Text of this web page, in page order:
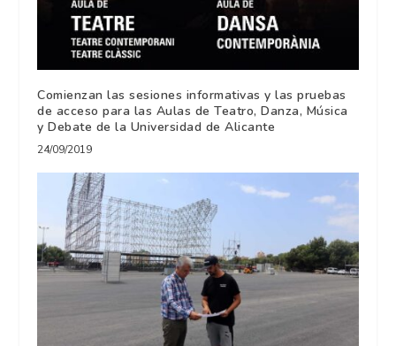
Comienzan las sesiones informativas y las pruebas
de acceso para las Aulas de Teatro, Danza, Música
y Debate de la Universidad de Alicante
24/09/2019